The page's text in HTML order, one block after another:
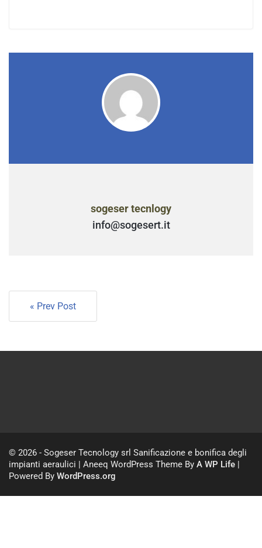
sogeser tecnlogy
info@sogesert.it
« Prev Post
© 2026 - Sogeser Tecnology srl Sanificazione e bonifica degli
impianti aeraulici | Aneeq WordPress Theme By A WP Life |
Powered By WordPress.org